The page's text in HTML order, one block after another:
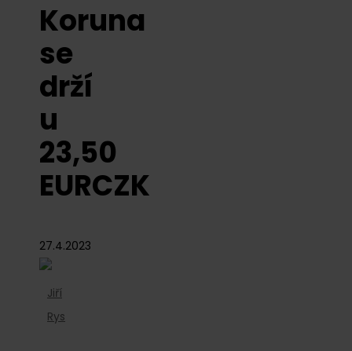
Koruna
se
drží
u
23,50
EURCZK
27.4.2023
Jiří
Rys